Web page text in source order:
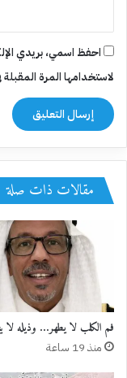
احفظ اسمي، بريدي
لاستخدامها المرة
مقالات ذات صلة
فم الكلب لا يطهر… وذيله لا
منذ 19 ساعة